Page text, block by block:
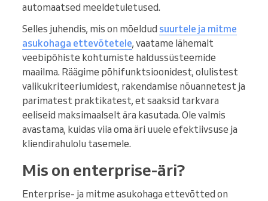
automaatsed meeldetuletused.
Selles juhendis, mis on mõeldud suurtele ja mitme
asukohaga ettevõtetele, vaatame lähemalt
veebipõhiste kohtumiste haldussüsteemide
maailma. Räägime põhifunktsioonidest, olulistest
valikukriteeriumidest, rakendamise nõuannetest ja
parimatest praktikatest, et saaksid tarkvara
eeliseid maksimaalselt ära kasutada. Ole valmis
avastama, kuidas viia oma äri uuele efektiivsuse ja
kliendirahulolu tasemele.
Mis on enterprise-äri?
Enterprise- ja mitme asukohaga ettevõtted on